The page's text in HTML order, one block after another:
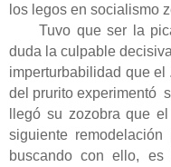
los legos en socialismo
Tuvo que ser la
duda la culpable
imperturbabilidad que el
del prurito experimentó
llegó su zozobra que
siguiente
buscando con ello,